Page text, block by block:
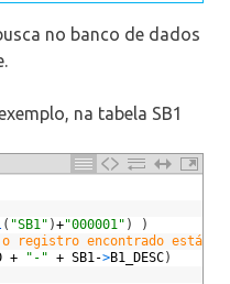
no banco de dados
na tabela SB1
( "SB1" )+"000001" )
)
registro encontrado está
+ "-" + SB1->B1_DESC)